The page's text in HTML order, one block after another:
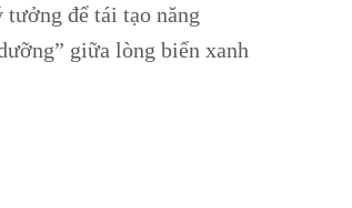
để tái tạo năng
giữa lòng biển xanh